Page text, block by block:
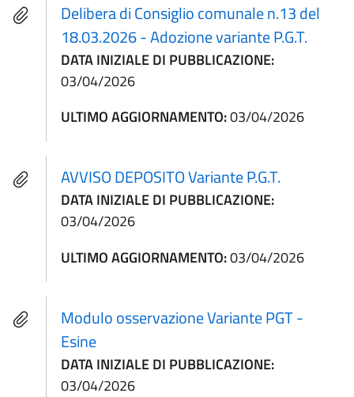
Delibera di Consiglio comunale n.13 del
18.03.2026 - Adozione variante P.G.T.
DATA INIZIALE DI PUBBLICAZIONE:
03/04/2026
ULTIMO AGGIORNAMENTO:03/04/2026
AVVISO DEPOSITO Variante P.G.T.
DATA INIZIALE DI PUBBLICAZIONE:
03/04/2026
ULTIMO AGGIORNAMENTO:03/04/2026
Modulo osservazione Variante PGT -
Esine
DATA INIZIALE DI PUBBLICAZIONE:
03/04/2026